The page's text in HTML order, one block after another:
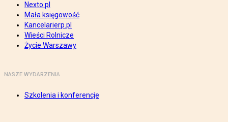
Nexto.pl
Mała księgowość
Kancelarierp.pl
Wieści Rolnicze
Życie Warszawy
NASZE WYDARZENIA
Szkolenia i konferencje